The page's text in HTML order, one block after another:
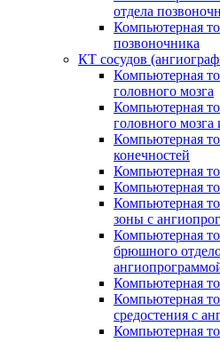
отдела
Компьютерная
позвоночника
КТ сосудов
Компьютерная
головного мозга
Компьютерная
головного
Компьютерная
конечностей
Компьютерная
Компьютерная
Компьютерная
зоны с
Компьютерная
брюшного
Компьютерная
Компьютерная
средостения с
Компьютерная